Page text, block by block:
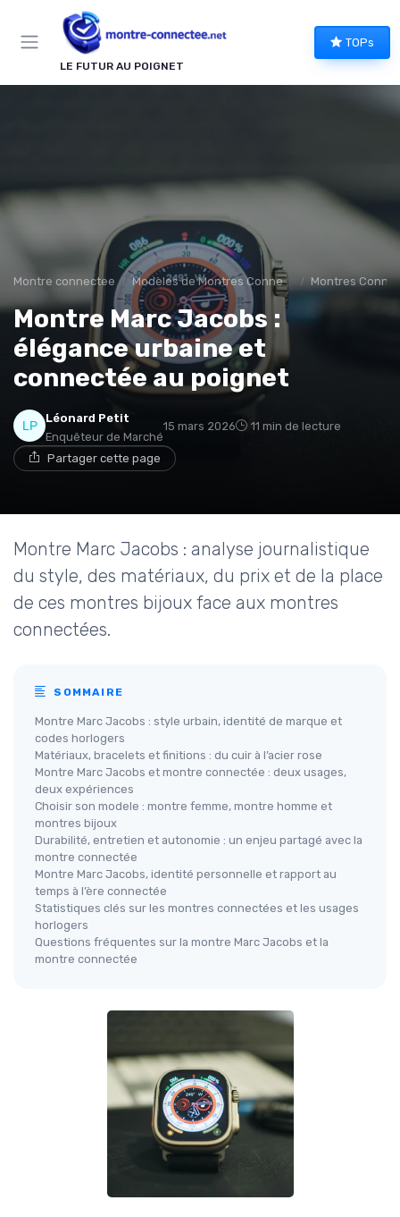
LE FUTUR AU POIGNET
TOPs
Montre connectee Modèles de Montres Connectées Montres
Montre Marc Jacobs :
élégance urbaine et
connectée au poignet
Léonard Petit
Enquêteur de Marché
15 mars 2026 11 min de lecture
Partager cette page
Montre Marc Jacobs : analyse journalistique
du style, des matériaux, du prix et de la place
de ces montres bijoux face aux montres
connectées.
SOMMAIRE
Montre Marc Jacobs : style urbain, identité de marque et
codes horlogers
Matériaux, bracelets et finitions : du cuir à l’acier rose
Montre Marc Jacobs et montre connectée : deux usages,
deux expériences
Choisir son modele : montre femme, montre homme et
montres bijoux
Durabilité, entretien et autonomie : un enjeu partagé avec la
montre connectée
Montre Marc Jacobs, identité personnelle et rapport au
temps à l’ère connectée
Statistiques clés sur les montres connectées et les usages
horlogers
Questions fréquentes sur la montre Marc Jacobs et la
montre connectée
Panneau de gestion des cookies